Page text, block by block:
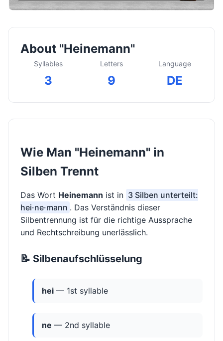
About "Heinemann"
Syllables
3
Letters
9
Language
DE
Wie Man "Heinemann" in
Silben Trennt
Das Wort Heinemann ist in 3 Silben unterteilt:
hei·ne·mann . Das Verständnis dieser
Silbentrennung ist für die richtige Aussprache
und Rechtschreibung unerlässlich.
📝 Silbenaufschlüsselung
hei — 1st syllable
ne — 2nd syllable